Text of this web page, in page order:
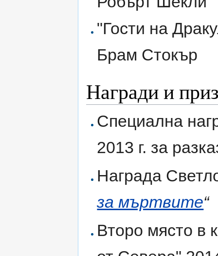
"Гости на
Брам Стокър
Награди и
Специална
2013 г. за
Награда
за мъртвите“
Второ място в